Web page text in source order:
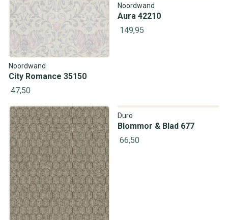
Noordwand
City Romance 35150
47,50
Noordwand
Aura 42210
149,95
Duro
Blommor & Blad 677
66,50